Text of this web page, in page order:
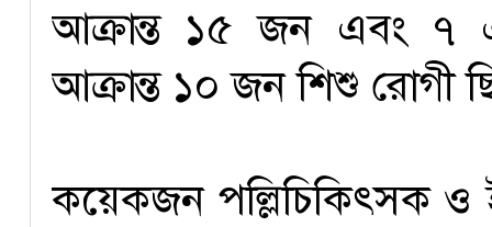
আক্রান্ত ১৫ জন এবং ৭
আক্রান্ত ১০ জন শিশু রোগী
কয়েকজন পল্লিচিকিৎসক ও